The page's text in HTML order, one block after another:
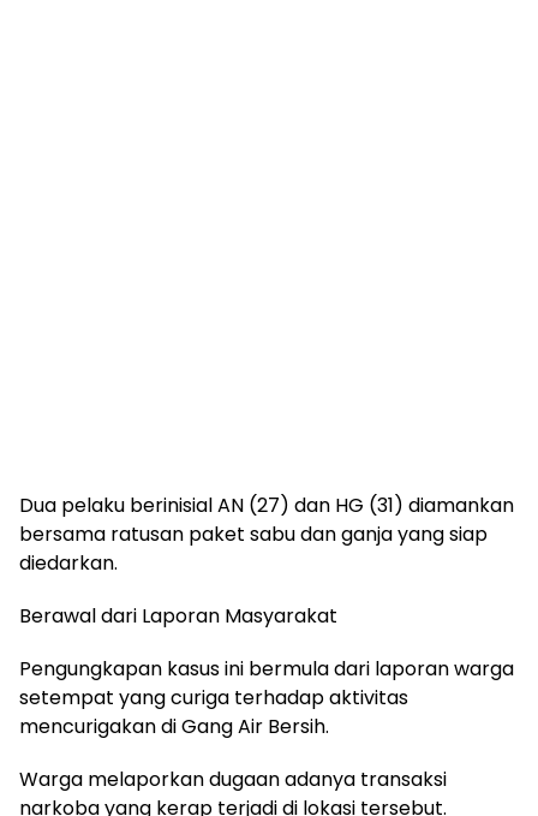
Dua pelaku berinisial AN (27) dan HG (31) diamankan
bersama ratusan paket sabu dan ganja yang siap
diedarkan.
Berawal dari Laporan Masyarakat
Pengungkapan kasus ini bermula dari laporan warga
setempat yang curiga terhadap aktivitas
mencurigakan di Gang Air Bersih.
Warga melaporkan dugaan adanya transaksi
narkoba yang kerap terjadi di lokasi tersebut.